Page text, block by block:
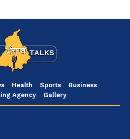
Health Sports
Business
Agency
Gallery